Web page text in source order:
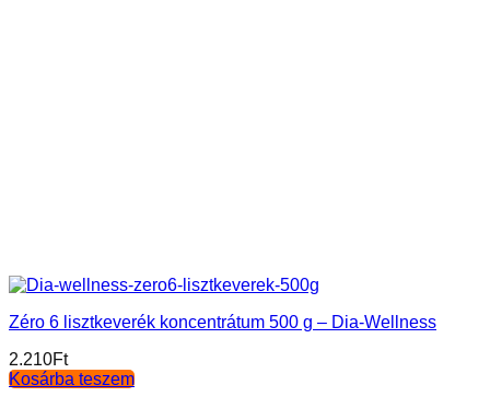
Zéro 6 lisztkeverék koncentrátum 500 g – Dia-Wellness
2.210Ft
Kosárba teszem